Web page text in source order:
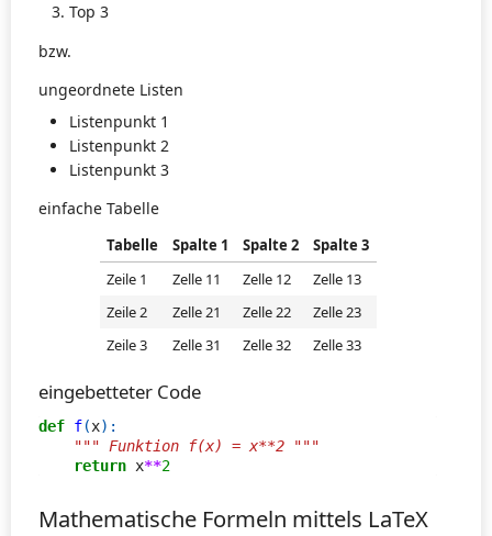
Top 3
bzw.
ungeordnete Listen
Listenpunkt 1
Listenpunkt 2
Listenpunkt 3
einfache Tabelle
Tabelle Spalte 1 Spalte 2
Spalte 3
Zeile 1
Zelle 11 Zelle 12
Zelle 13
Zeile 2
Zelle 21 Zelle 22
Zelle 23
Zeile 3
Zelle 31 Zelle 32 Zelle 33
eingebetteter Code
def f(x):
""" Funktion f(x) = x**2 """
return x**2
Mathematische Formeln mittels LaTeX